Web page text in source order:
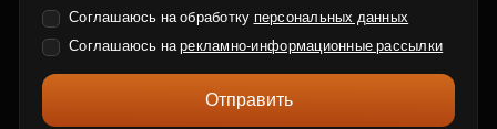
Соглашаюсь на обработку персональных данных
Соглашаюсь нарекламно-информационные рассылки
Отправить